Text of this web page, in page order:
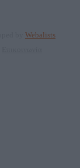
Webalists